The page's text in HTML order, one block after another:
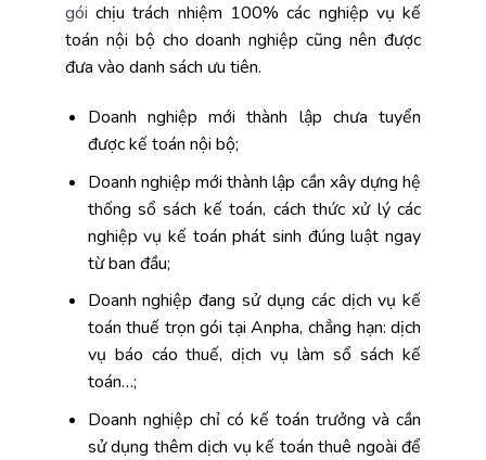
gói chịu trách nhiệm 100% các nghiệp vụ kế
toán nội bộ cho doanh nghiệp cũng nên được
đưa vào danh sách ưu tiên.
Doanh nghiệp mới thành lập chưa tuyển
được kế toán nội bộ;
Doanh nghiệp mới thành lập cần xây dựng hệ
thống sổ sách kế toán, cách thức xử lý các
nghiệp vụ kế toán phát sinh đúng luật ngay
từ ban đầu;
Doanh nghiệp đang sử dụng các dịch vụ kế
toán thuế trọn gói tại Anpha, chẳng hạn: dịch
vụ báo cáo thuế, dịch vụ làm sổ sách kế
toán…;
Doanh nghiệp chỉ có kế toán trưởng và cần
sử dụng thêm dịch vụ kế toán thuê ngoài để